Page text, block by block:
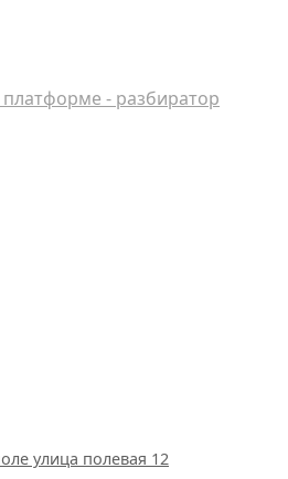
платформе - разбиратор
улица полевая 12